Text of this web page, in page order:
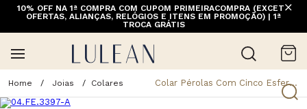
10% OFF NA 1ª COMPRA COM CUPOM PRIMEIRACOMPRA (EXCETO
OFERTAS, ALIANÇAS, RELÓGIOS E ITENS EM PROMOÇÃO) | 1ª
TROCA GRÁTIS
Joias Colares Colar Pérolas Com Cinco Esferas Em Ouro 18K 42Cm